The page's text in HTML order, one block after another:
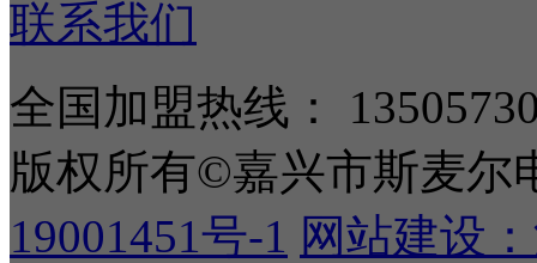
联系我们
全国加盟热线：
版权所有©嘉兴市斯麦尔
19001451号-1 网站建设